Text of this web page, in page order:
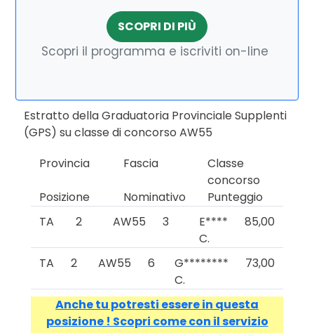
SCOPRI DI PIÙ
Scopri il programma e iscriviti on-line
Estratto della Graduatoria Provinciale Supplenti
(GPS) su classe di concorso AW55
Provincia
Fascia
Classe
concorso
Posizione
Nominativo
Punteggio
TA
2 AW55 3
E****
C.
85,00
TA 2 AW55 6
G********
C.
73,00
Anche tu potresti essere in questa
posizione ! Scopri come con il servizio